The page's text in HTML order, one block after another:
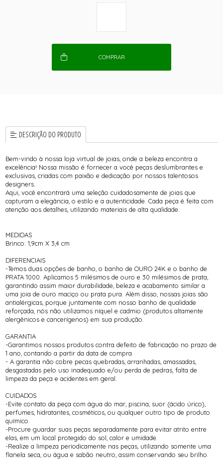
COMPRAR
DESCRIÇÃO DO PRODUTO
Bem-vindo à nossa loja virtual de joias, onde a beleza encontra a
excelência! Nossa missão é fornecer a você peças deslumbrantes e
exclusivas, criadas com paixão e dedicação por nossos talentosos
designers.
Aqui, você encontrará uma seleção cuidadosamente de joias que
capturam a elegância, o estilo e a autenticidade. Cada peça é feita com
atenção aos detalhes, utilizando materiais de alta qualidade.
MEDIDAS
Brinco: 1,9cm X 3,4 cm
DIFERENCIAIS
-Temos duas opções de banho, o banho de OURO 24K e o banho de
PRATA 1000. Aplicamos 5 milésimos de ouro e 30 milésimos de prata,
garantindo assim maior durabilidade, beleza e acabamento similar a
uma joia de ouro maciço ou prata pura. Além disso, nossas joias são
antialérgicas, porque juntamente com nosso banho de qualidade
reforçada, nós não utilizamos níquel e cadmio (produtos altamente
alergênicos e cancerígenos) em sua produção.
GARANTIA
-Garantimos nossos produtos contra defeito de fabricação no prazo de
1 ano, contando a partir da data de compra.
- A garantia não cobre pecas quebradas, arranhadas, amassadas,
desgastadas pelo uso inadequado e/ou perda de pedras, falta de
limpeza da peça e acidentes em geral.
CUIDADOS
-Evite contato da peça com água do mar, piscina, suor (ácido úrico),
perfumes, hidratantes, cosméticos, ou qualquer outro tipo de produto
químico.
-Procure guardar suas peças separadamente para evitar atrito entre
elas, em um local protegido do sol, calor e umidade.
-Realize a limpeza periodicamente nas peças, utilizando somente uma
flanela seca, ou água e sabão neutro, assim conservando seu brilho.